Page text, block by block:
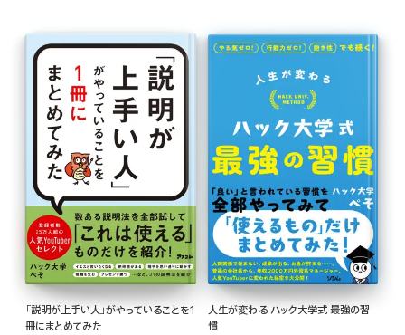
真のエリートと、そうでない人を見続けてきました。その差はほんの少し「頭を使う」
だけだったのです。
本書は、相手が望むことをすぐに察知するコツだったり、ミスをしないためのコミュ
ニケーション、
感情的にならないメンタルの保ち方、プレゼンであらゆる相手を説得する数字の使
い方など、
脳のトレーニングと題してあなたの頭を各段によくする方法を伝授します。
さあ、まだまだ使われていない脳を今日からフル回転させ、9割のムダを省いてい
きましょう!
「説明が上手い人」がやっていることを1
冊にまとめてみた
人生が変わる ハック大学式 最強の習
慣